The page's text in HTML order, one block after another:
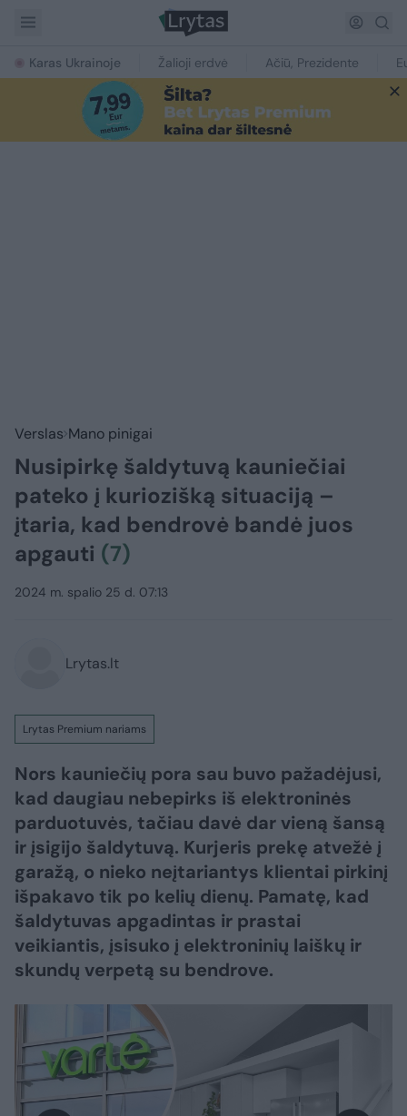
Karas Ukrainoje Žalioji erdvė Ačiū, Prezidente
Verslas Mano pinigai
Nusipirkę šaldytuvą kauniečiai
pateko į kuriozišką situaciją –
įtaria, kad bendrovė bandė juos
apgauti (7)
2024 m. spalio 25 d. 07:13
Lrytas.lt
Lrytas Premium nariams
Nors kauniečių pora sau buvo pažadėjusi,
kad daugiau nebepirks iš elektroninės
parduotuvės, tačiau davė dar vieną šansą
ir įsigijo šaldytuvą. Kurjeris prekę atvežė į
garažą, o nieko neįtariantys klientai pirkinį
išpakavo tik po kelių dienų. Pamatę, kad
šaldytuvas apgadintas ir prastai
veikiantis, įsisuko į elektroninių laiškų ir
skundų verpetą su bendrove.